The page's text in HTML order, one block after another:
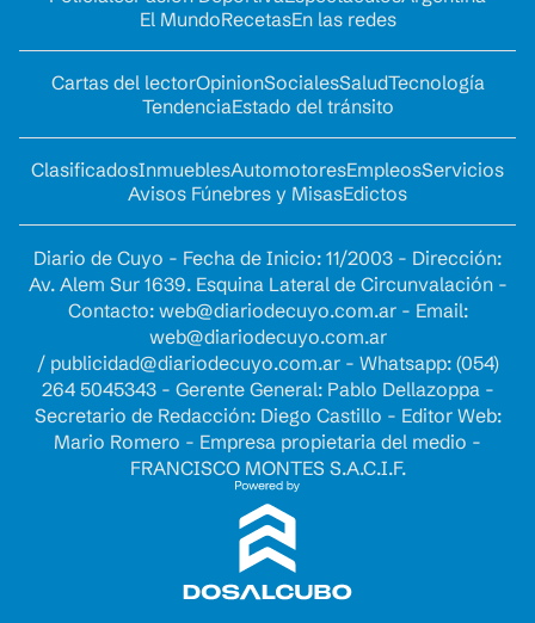
El MundoRecetasEn las redes
Cartas del lectorOpinionSocialesSaludTecnología
TendenciaEstado del tránsito
ClasificadosInmueblesAutomotoresEmpleosServicios
Avisos Fúnebres y MisasEdictos
Diario de Cuyo - Fecha de Inicio: 11/2003 - Dirección:
Av. Alem Sur 1639. Esquina Lateral de Circunvalación -
Contacto: web@diariodecuyo.com.ar- Email:
web@diariodecuyo.com.ar
/ publicidad@diariodecuyo.com.ar- Whatsapp: (054)
264 5045343 - Gerente General: Pablo Dellazoppa -
Secretario de Redacción: Diego Castillo - Editor Web:
Mario Romero - Empresa propietaria del medio -
FRANCISCO MONTES S.A.C.I.F.